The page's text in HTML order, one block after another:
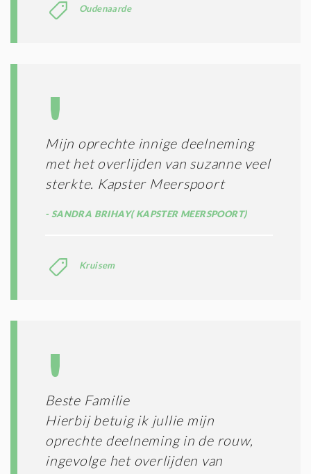
Oudenaarde
Mijn oprechte innige deelneming
met het overlijden van suzanne veel
sterkte. Kapster Meerspoort
SANDRA BRIHAY( KAPSTER MEERSPOORT)
Kruisem
Beste Familie
Hierbij betuig ik jullie mijn
oprechte deelneming in de rouw,
ingevolge het overlijden van